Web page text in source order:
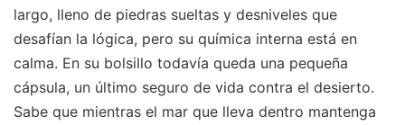
largo, lleno de piedras sueltas y desniveles que
desafían la lógica, pero su química interna está en
calma. En su bolsillo todavía queda una pequeña
cápsula, un último seguro de vida contra el desierto.
Sabe que mientras el mar que lleva dentro mantenga